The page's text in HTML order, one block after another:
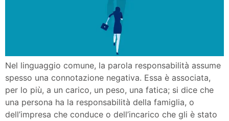
Nel linguaggio comune, la parola responsabilità assume
spesso una connotazione negativa. Essa è associata,
per lo più, a un carico, un peso, una fatica; si dice che
una persona ha la responsabilità della famiglia, o
dell’impresa che conduce o dell’incarico che gli è stato